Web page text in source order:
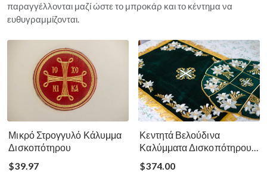
παραγγέλλονται μαζί ώστε το μπροκάρ και το κέντημα να
ευθυγραμμίζονται.
Μικρό Στρογγυλό Κάλυμμα
Δισκοπότηρου
$39.97
Κεντητά Βελούδινα
Καλύμματα Δισκοπότηρου -
Σκούρο Πράσινο
$374.00